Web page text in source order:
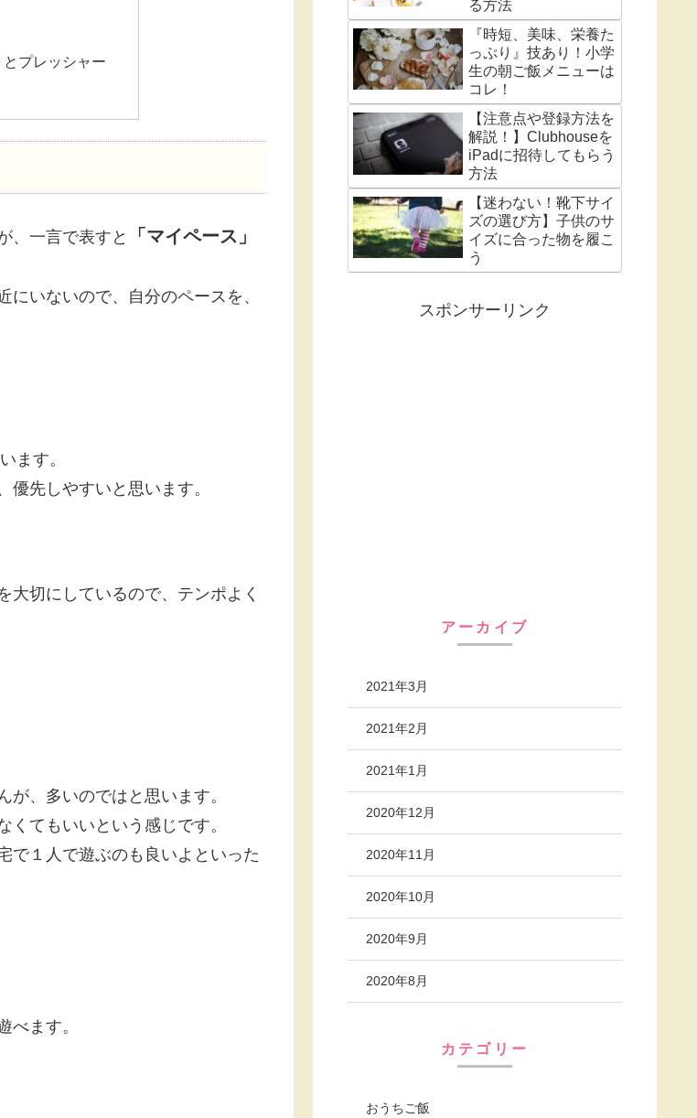
プレッシャー
、一言で表すと 「マイペース」
いないので、自分のペースを、
ます。
先しやすいと思います。
大切にしているので、テンポよく
、多いのではと思います。
てもいいという感じです。
で１人で遊ぶのも良いよといった
べます。
る方法
『時短、美味、栄養た
っぷり』技あり！小学
生の朝ご飯メニューは
コレ！
【注意点や登録方法を
解説！】Clubhouseを
iPadに招待してもらう
方法
【迷わない！靴下サイ
ズの選び方】子供のサ
イズに合った物を履こ
う
スポンサーリンク
アーカイブ
2021年3月
2021年2月
2021年1月
2020年12月
2020年11月
2020年10月
2020年9月
2020年8月
カテゴリー
おうちご飯